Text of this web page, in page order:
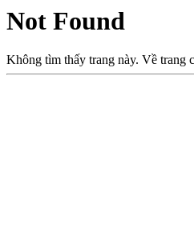
Not Found
Không tìm thấy trang này. Về trang